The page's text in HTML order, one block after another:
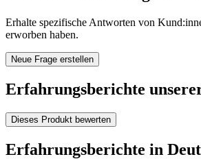
Erhalte spezifische Antworten von
erworben haben.
Neue Frage erstellen
Erfahrungsberichte
Dieses Produkt bewerten
Erfahrungsberichte in